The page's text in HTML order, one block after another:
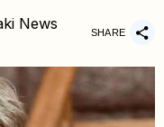
News SHARE